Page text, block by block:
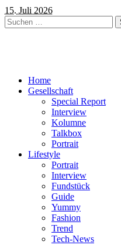
15. Juli 2026
Suchen
nach:
Home
Gesellschaft
Special Report
Interview
Kolumne
Talkbox
Portrait
Lifestyle
Portrait
Interview
Fundstück
Guide
Yummy
Fashion
Trend
Tech-News